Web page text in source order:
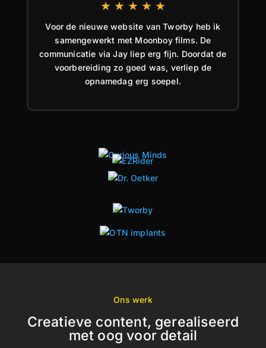
★ ★ ★ ★ ★
Voor de nieuwe website van Tworby heb ik
samengewerkt met Moonboy films. De
communicatie via Jay liep erg fijn. Doordat de
voorbereiding zo goed was, verliep de
opnamedag erg soepel.
Ons werk
Creatieve content, gerealiseerd
met oog voor detail